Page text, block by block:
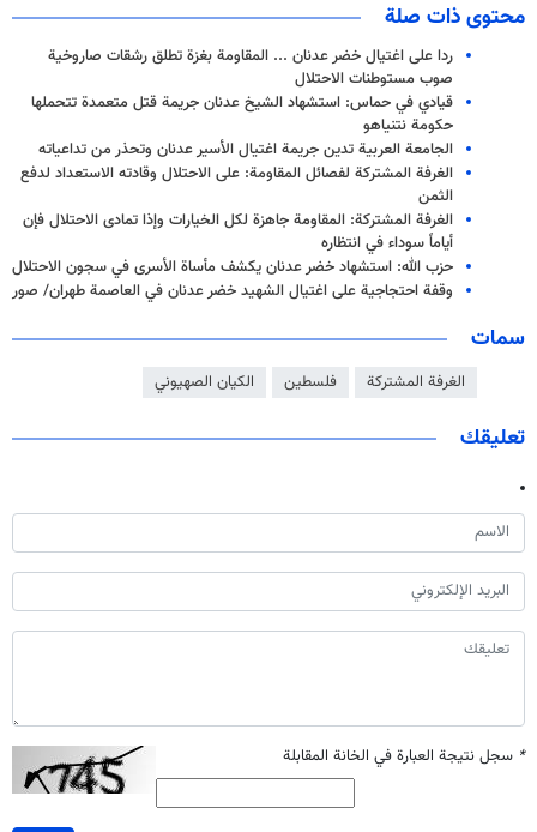
محتوى ذات صلة
ردا على اغتيال خضر عدنان ... المقاومة بغزة تطلق رشقات صاروخية
صوب مستوطنات الاحتلال
قيادي في حماس: استشهاد الشيخ عدنان جريمة قتل متعمدة تتحملها
حكومة نتنياهو
الجامعة العربية تدين جريمة اغتيال الأسير عدنان وتحذر من تداعياته
الغرفة المشتركة لفصائل المقاومة: على الاحتلال وقادته الاستعداد لدفع
الثمن
الغرفة المشتركة: المقاومة جاهزة لكل الخيارات وإذا تمادى الاحتلال فإن
أياماً سوداء في انتظاره
حزب الله: استشهاد خضر عدنان يكشف مأساة الأسرى في سجون الاحتلال
وقفة احتجاجية على اغتيال الشهيد خضر عدنان في العاصمة طهران/ صور
سمات
الغرفة المشتركة فلسطين الكيان الصهيوني
تعليقك
* سجل نتيجة العبارة في الخانة المقابلة